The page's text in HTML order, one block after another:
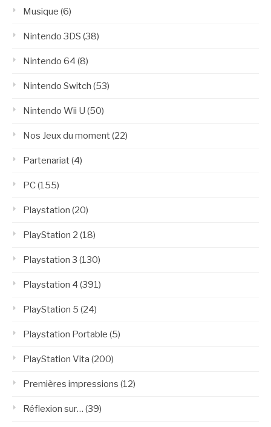
Musique (6)
Nintendo 3DS (38)
Nintendo 64 (8)
Nintendo Switch (53)
Nintendo Wii U (50)
Nos Jeux du moment(22)
Partenariat(4)
PC(155)
Playstation (20)
PlayStation 2 (18)
Playstation 3 (130)
Playstation 4 (391)
PlayStation 5 (24)
Playstation Portable (5)
PlayStation Vita (200)
Premières impressions (12)
Réflexion sur… (39)